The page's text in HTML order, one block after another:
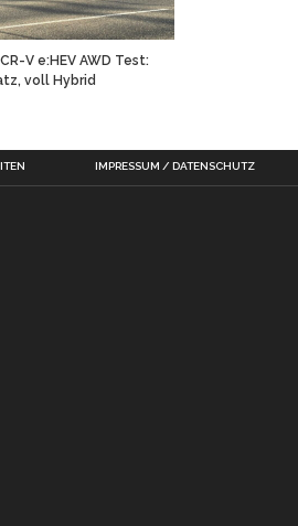
V e:HEV AWD Test:
voll Hybrid
IMPRESSUM / DATENSCHUTZ